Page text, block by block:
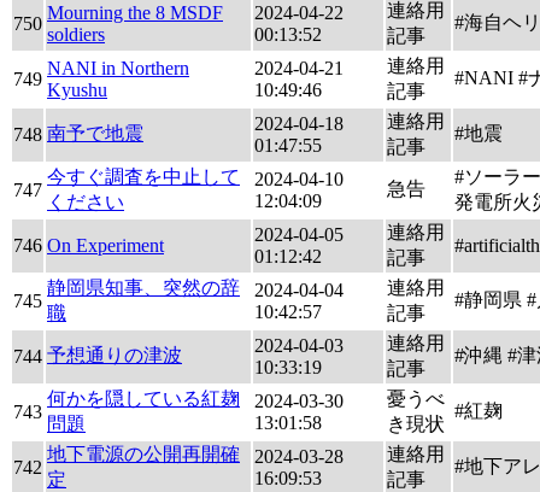
750
Mourning the 8 MSDF
soldiers
2024-04-22
00:13:52
連絡用
記事
#海自ヘ
749
NANI in Northern
Kyushu
2024-04-21
10:49:46
連絡用
記事
#NANI #
748 南予で地震
2024-04-18
01:47:55
連絡用
記事
#地震
747
今すぐ調査を中止して
ください
2024-04-10
12:04:09
急告
#ソーラ
発電所火
746 On Experiment
2024-04-05
01:12:42
連絡用
記事
745
静岡県知事、突然の辞
職
2024-04-04
10:42:57
連絡用
記事
#静岡県
744 予想通りの津波
2024-04-03
10:33:19
連絡用
記事
#沖縄 #
743
何かを隠している紅麹
問題
2024-03-30
13:01:58
憂うべ
き現状
#紅麹
742
地下電源の公開再開確
定
2024-03-28
16:09:53
連絡用
記事
#地下アレ